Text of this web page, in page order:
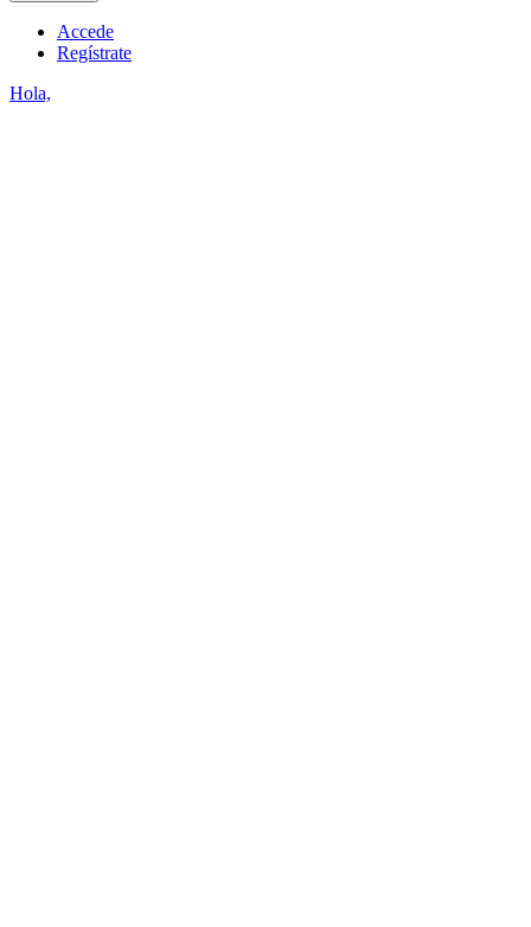
Accede
Regístrate
Hola,